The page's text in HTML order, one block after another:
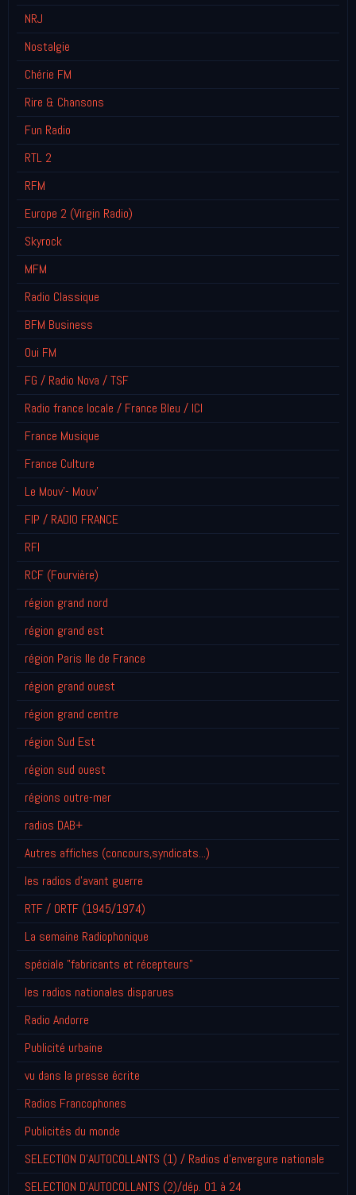
NRJ
Nostalgie
Chérie FM
Rire & Chansons
Fun Radio
RTL 2
RFM
Europe 2 (Virgin Radio)
Skyrock
MFM
Radio Classique
BFM Business
Oui FM
FG / Radio Nova / TSF
Radio france locale / France Bleu / ICI
France Musique
France Culture
Le Mouv'- Mouv'
FIP / RADIO FRANCE
RFI
RCF (Fourvière)
région grand nord
région grand est
région Paris Ile de France
région grand ouest
région grand centre
région Sud Est
région sud ouest
régions outre-mer
radios DAB+
Autres affiches (concours,syndicats...)
les radios d'avant guerre
RTF / ORTF (1945/1974)
La semaine Radiophonique
spéciale "fabricants et récepteurs"
les radios nationales disparues
Radio Andorre
Publicité urbaine
vu dans la presse écrite
Radios Francophones
Publicités du monde
SELECTION D'AUTOCOLLANTS (1) / Radios d'envergure nationale
SELECTION D'AUTOCOLLANTS (2)/dép. 01 à 24